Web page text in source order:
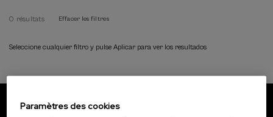
0 résultats Effacer les filtres
Seleccione cualquier filtro y pulse Aplicar para ver los resultados
Paramètres des cookies